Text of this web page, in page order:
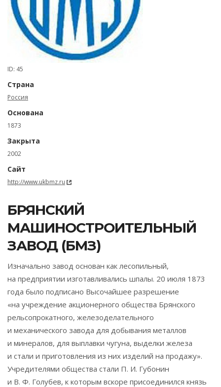
ID: 45
Страна
Россия
Основана
1873
Закрыта
2002
Сайт
http://www.ukbmz.ru
БРЯНСКИЙ
МАШИНОСТРОИТЕЛЬНЫЙ
ЗАВОД (БМЗ)
Изначально завод основан как лесопильный,
на предприятии изготавливались шпалы. 20 июля 1873
года было подписано Высочайшее разрешение
«на учреждение акционерного общества Брянского
рельсопрокатного, железоделательного
и механического завода для добывания металлов
и минералов, для выплавки чугуна, выделки железа
и стали и приготовления из них изделий на продажу».
Учредителями общества стали П. И. Губонин
и В. Ф. Голубев, к которым вскоре присоединился князь